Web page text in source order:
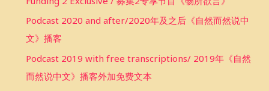
Podcast 2020 and after/2020年及之后《自然而然说中
文》播客
Podcast 2019 with free transcriptions/ 2019年《自然
而然说中文》播客外加免费文本